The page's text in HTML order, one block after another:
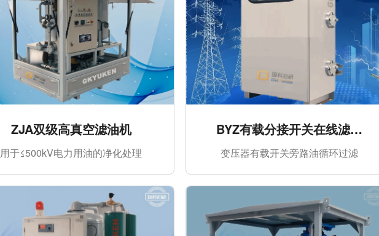
ZJA双级高真空滤油机
用于≤500kV电力用油的净化处理
BYZ有载分接开关在线滤油
机
变压器有载开关旁路油循环过滤